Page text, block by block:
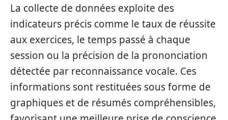
La collecte de données exploite des
indicateurs précis comme le taux de réussite
aux exercices, le temps passé à chaque
session ou la précision de la prononciation
détectée par reconnaissance vocale. Ces
informations sont restituées sous forme de
graphiques et de résumés compréhensibles,